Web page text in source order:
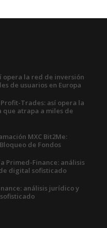
opera la red de inversión
de usuarios en Europa
Profit-Trades: así opera la
atrapa a miles de
MXC Bit2Me:
de Fondos
Primed-Finance: análisis
digital sofisticado
análisis jurídico y